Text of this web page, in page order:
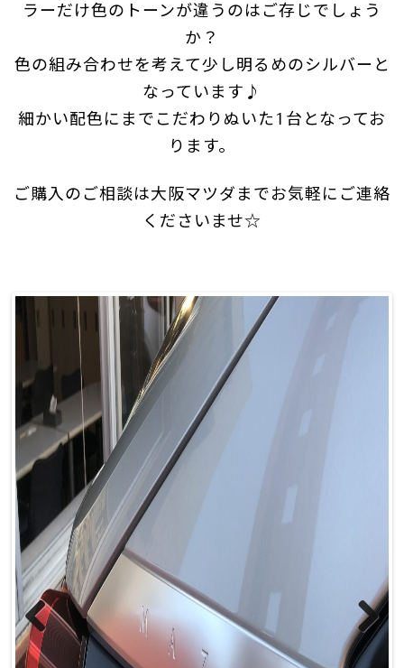
ラーだけ色のトーンが違うのはご存じでしょう
か？
色の組み合わせを考えて少し明るめのシルバーと
なっています♪
細かい配色にまでこだわりぬいた1台となってお
ります。
ご購入のご相談は大阪マツダまでお気軽にご連絡
くださいませ☆
Previous Next